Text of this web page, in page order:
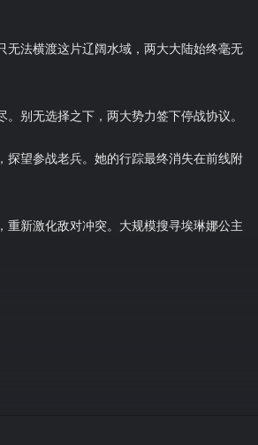
法横渡这片辽阔水域，两大大陆始终毫无
别无选择之下，两大势力签下停战协议。
望参战老兵。她的行踪最终消失在前线附
新激化敌对冲突。大规模搜寻埃琳娜公主